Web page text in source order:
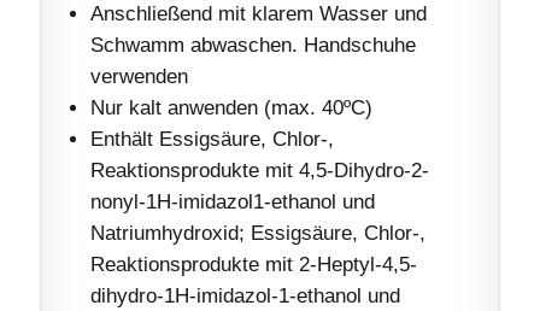
Anschließend mit klarem Wasser und
Schwamm abwaschen. Handschuhe
verwenden
Nur kalt anwenden (max. 40ºC)
Enthält Essigsäure, Chlor-,
Reaktionsprodukte mit 4,5-Dihydro-2-
nonyl-1H-imidazol1-ethanol und
Natriumhydroxid; Essigsäure, Chlor-,
Reaktionsprodukte mit 2-Heptyl-4,5-
dihydro-1H-imidazol-1-ethanol und